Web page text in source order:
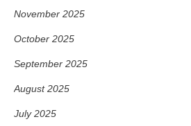
November 2025
October 2025
September 2025
August 2025
July 2025